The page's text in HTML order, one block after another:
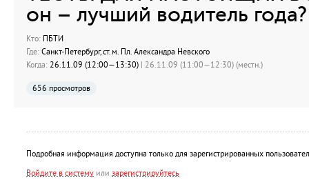
он – лучший водитель года?
Кто: ПБТИ
Где: Санкт-Петербург, ст.м. Пл. Александра Невского
Когда: 26.11.09 (12:00—13:30) | 26.11.09 (11:00—12:30) (местн.)
656 просмотров
Подробная информация доступна только для зарегистрированных
Войдите в систему или зарегистрируйтесь